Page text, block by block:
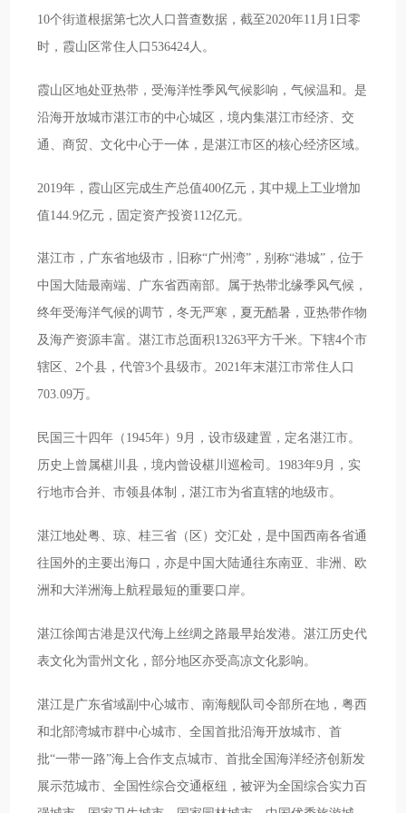
10个街道根据第七次人口普查数据，截至2020年11月1日零
时，霞山区常住人口536424人。
霞山区地处亚热带，受海洋性季风气候影响，气候温和。是
沿海开放城市湛江市的中心城区，境内集湛江市经济、交
通、商贸、文化中心于一体，是湛江市区的核心经济区域。
2019年，霞山区完成生产总值400亿元，其中规上工业增加
值144.9亿元，固定资产投资112亿元。
湛江市，广东省地级市，旧称“广州湾”，别称“港城”，位于
中国大陆最南端、广东省西南部。属于热带北缘季风气候，
终年受海洋气候的调节，冬无严寒，夏无酷暑，亚热带作物
及海产资源丰富。湛江市总面积13263平方千米。下辖4个市
辖区、2个县，代管3个县级市。2021年末湛江市常住人口
703.09万。
民国三十四年（1945年）9月，设市级建置，定名湛江市。
历史上曾属椹川县，境内曾设椹川巡检司。1983年9月，实
行地市合并、市领县体制，湛江市为省直辖的地级市。
湛江地处粤、琼、桂三省（区）交汇处，是中国西南各省通
往国外的主要出海口，亦是中国大陆通往东南亚、非洲、欧
洲和大洋洲海上航程最短的重要口岸。
湛江徐闻古港是汉代海上丝绸之路最早始发港。湛江历史代
表文化为雷州文化，部分地区亦受高凉文化影响。
湛江是广东省域副中心城市、南海舰队司令部所在地，粤西
和北部湾城市群中心城市、全国首批沿海开放城市、首
批“一带一路”海上合作支点城市、首批全国海洋经济创新发
展示范城市、全国性综合交通枢纽，被评为全国综合实力百